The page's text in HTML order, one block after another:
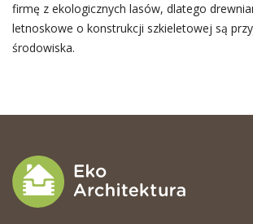
firmę z ekologicznych lasów, dlatego
letnoskowe o konstrukcji szkieletowej są
środowiska.